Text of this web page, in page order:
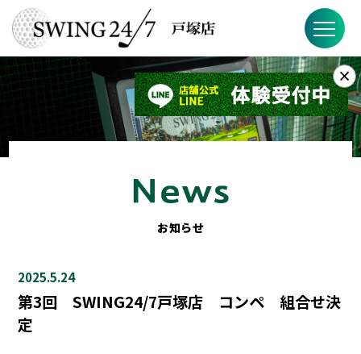
お知らせ
SWING24/7とは？
料金
お知らせ
2025.5.24
第3回 SWING24/7戸塚店 コンペ 組合せ決
定
×